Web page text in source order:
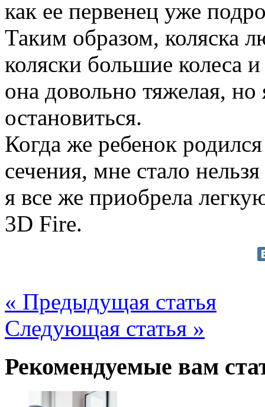
как ее первенец уже
Таким образом, коляска
коляски большие колеса
она довольно тяжелая,
остановиться.
Когда же ребенок
сечения, мне стало
я все же приобрела
3D Fire.
« Предыдущая статья
Следующая статья »
Рекомендуемые вам